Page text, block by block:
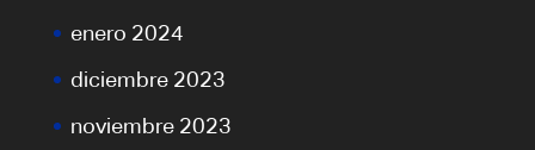
enero 2024
diciembre 2023
noviembre 2023